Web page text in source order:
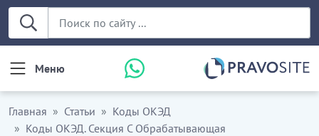
Меню
Главная Статьи
Коды ОКЭД
Коды ОКЭД. Секция С Обрабатывающая